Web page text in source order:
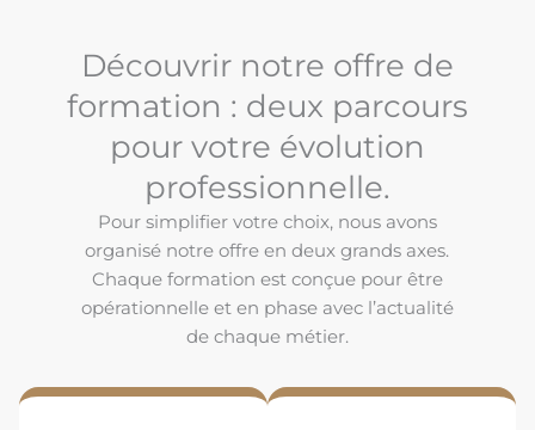
Découvrir notre offre de
formation : deux parcours
pour votre évolution
professionnelle.
Pour simplifier votre choix, nous avons
organisé notre offre en deux grands axes.
Chaque formation est conçue pour être
opérationnelle et en phase avec l’actualité
de chaque métier.